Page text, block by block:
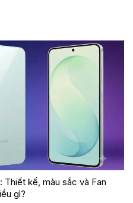
Thiết kế, màu sắc và Fan
gì?